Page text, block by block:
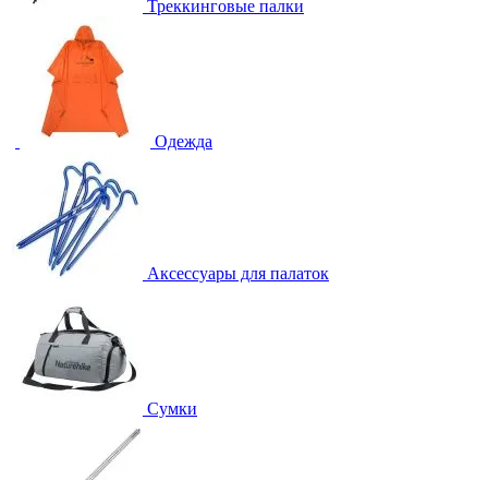
Треккинговые палки
Одежда
Аксессуары для палаток
Сумки